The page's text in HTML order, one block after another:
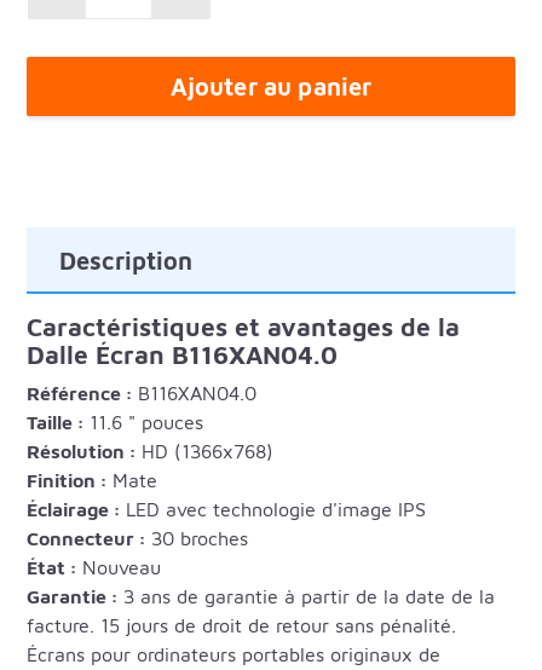
Ajouter au panier
Description
Caractéristiques et avantages de la
Dalle Écran B116XAN04.0
Référence : B116XAN04.0
Taille : 11.6 " pouces
Résolution : HD (1366x768)
Finition : Mate
Éclairage : LED avec technologie d'image IPS
Connecteur : 30 broches
État : Nouveau
Garantie : 3 ans de garantie à partir de la date de la
facture. 15 jours de droit de retour sans pénalité.
Écrans pour ordinateurs portables originaux de